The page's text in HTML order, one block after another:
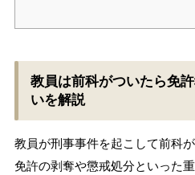
教員は前科がついたら免
いを解説
教員が刑事事件を起こして前科
免許の剥奪や懲戒処分といった